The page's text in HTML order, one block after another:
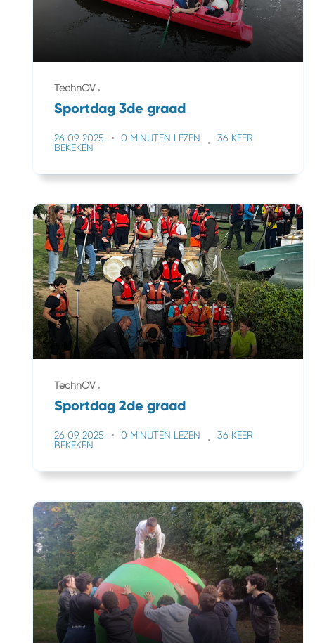
TechnOV
Sportdag 3de graad
26 09 2025 0 MINUTEN LEZEN
36 KEER
BEKEKEN
TechnOV
Sportdag 2de graad
26 09 2025 0 MINUTEN LEZEN
36 KEER
BEKEKEN